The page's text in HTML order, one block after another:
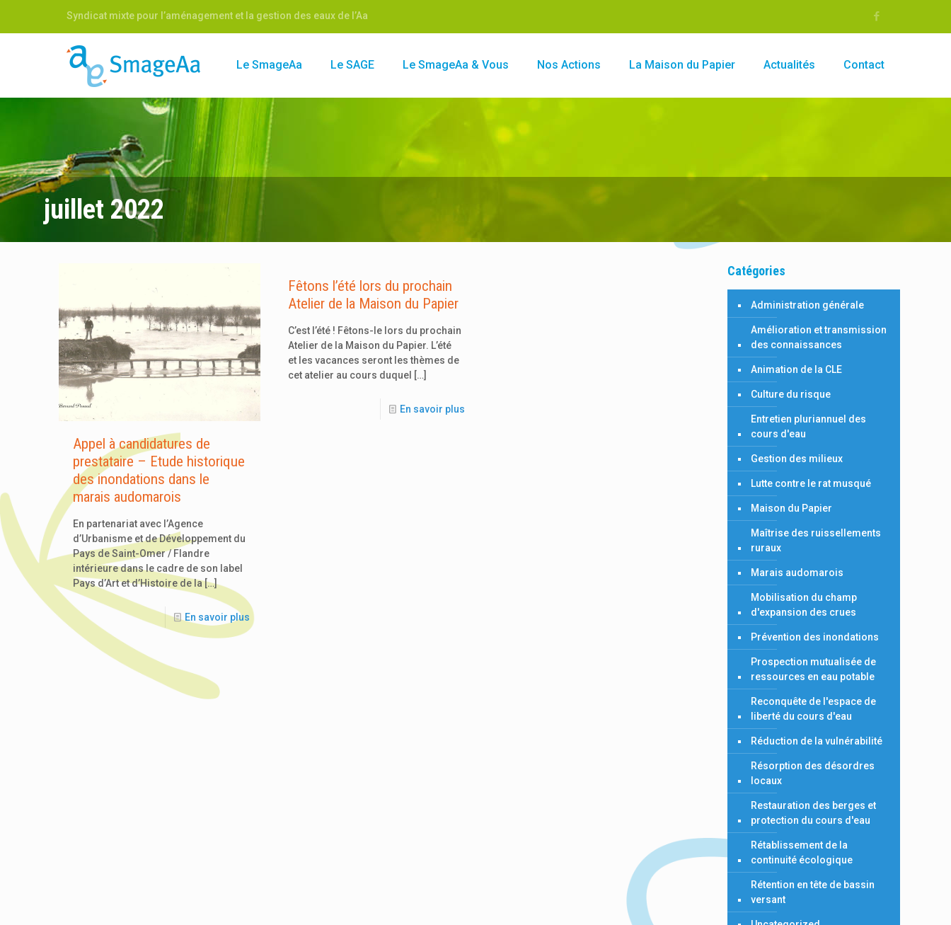
Syndicat mixte pour l’aménagement et la gestion des eaux de l’Aa
Le SmageAa Le SAGE Le SmageAa & Vous Nos Actions La Maison du Papier Actualités Contact
juillet 2022
Appel à candidatures de
prestataire – Etude historique
des inondations dans le
marais audomarois
En partenariat avec l’Agence
d’Urbanisme et de Développement du
Pays de Saint-Omer / Flandre
intérieure dans le cadre de son label
Pays d’Art et d’Histoire de la[…]
En savoir plus
Fêtons l’été lors du prochain
Atelier de la Maison du Papier
C’est l’été ! Fêtons-le lors du prochain
Atelier de la Maison du Papier. L’été
et les vacances seront les thèmes de
cet atelier au cours duquel
[…]
En savoir plus
Catégories
Administration générale
Amélioration et transmission
des connaissances
Animation de la CLE
Culture du risque
Entretien pluriannuel des
cours d'eau
Gestion des milieux
Lutte contre le rat musqué
Maison du Papier
Maîtrise des ruissellements
ruraux
Marais audomarois
Mobilisation du champ
d'expansion des crues
Prévention des inondations
Prospection mutualisée de
ressources en eau potable
Reconquête de l'espace de
liberté du cours d'eau
Réduction de la vulnérabilité
Résorption des désordres
locaux
Restauration des berges et
protection du cours d'eau
Rétablissement de la
continuité écologique
Rétention en tête de bassin
versant